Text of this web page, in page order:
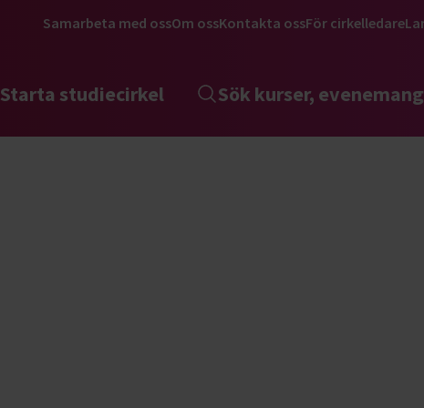
Samarbeta med ossOm ossKontakta ossFör cirkelledare
Starta studiecirkel Sök kurser,